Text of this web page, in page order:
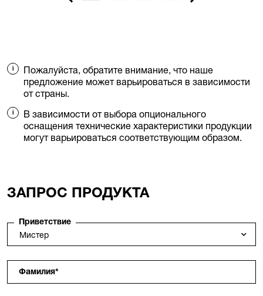
Пожалуйста, обратите внимание, что наше
предложение может варьироваться в зависимости
от страны.
В зависимости от выбора опционального
оснащения технические характеристики продукции
могут варьироваться соответствующим образом.
ЗАПРОС ПРОДУКТА
Приветствие
Фамилия*